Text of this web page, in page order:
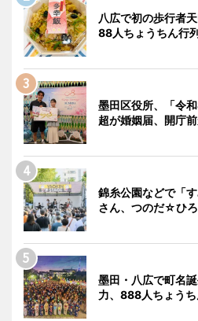
八広で初の歩行者
88人ちょうちん行
墨田区役所、「令
超が婚姻届、開庁
錦糸公園などで「
さん、つのだ☆ひ
墨田・八広で町名
力、888人ちょう